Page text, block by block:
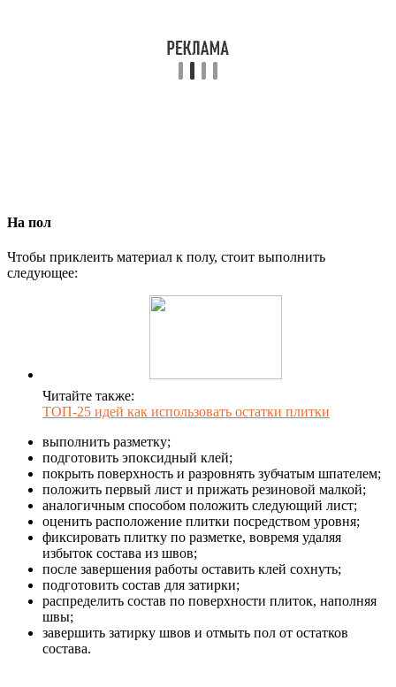
На пол
Чтобы приклеить материал к полу, стоит выполнить
следующее:
Читайте также:
ТОП-25 идей как использовать остатки плитки
выполнить разметку;
подготовить эпоксидный клей;
покрыть поверхность и разровнять зубчатым шпателем;
положить первый лист и прижать резиновой малкой;
аналогичным способом положить следующий лист;
оценить расположение плитки посредством уровня;
фиксировать плитку по разметке, вовремя удаляя
избыток состава из швов;
после завершения работы оставить клей сохнуть;
подготовить состав для затирки;
распределить состав по поверхности плиток, наполняя
швы;
завершить затирку швов и отмыть пол от остатков
состава.